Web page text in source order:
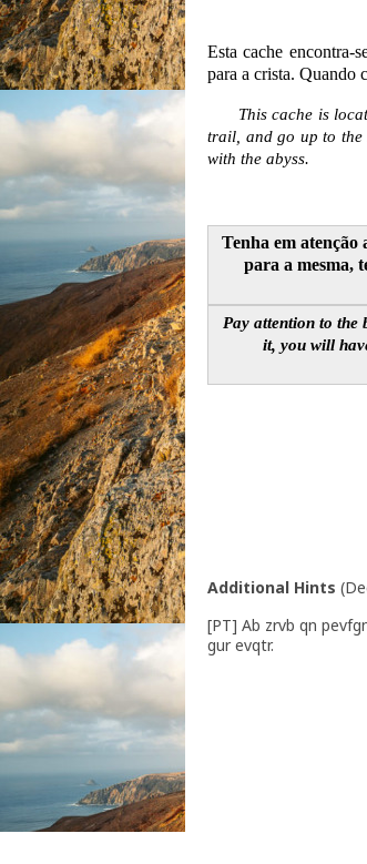
Esta cache encontra-
para a crista. Quando
This cache is
trail, and go up to the
with the abyss.
Tenha em atenção
para a mesma,
Pay attention to the
it, you will
Additional Hints (
[PT] Ab zrvb qn
gur evqtr.